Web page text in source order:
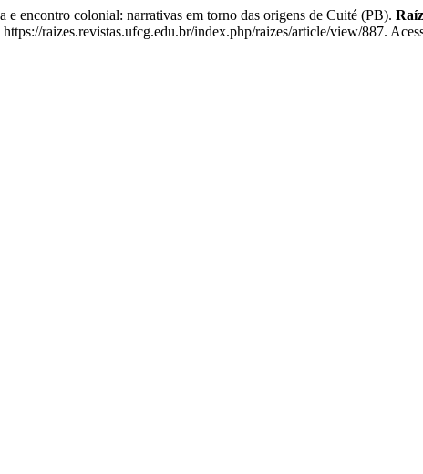
colonial: narrativas em torno das origens de Cuité (PB).
raizes.revistas.ufcg.edu.br/index.php/raizes/article/view/887.